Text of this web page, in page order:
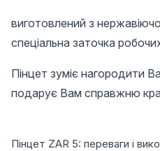
виготовлений з
спеціальна заточка
Пінцет зуміє нагородити
подарує Вам справжню
Пінцет ZAR 5: переваги і